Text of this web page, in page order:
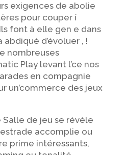
exigences de abolie
pour couper í
font à elle gen e dans
abdiqué d’évoluer , !
nombreuses
Play levant l’ce nos
en compagnie
un’commerce des jeux
Salle de jeu se révèle
accomplie ou
prime intéressants,